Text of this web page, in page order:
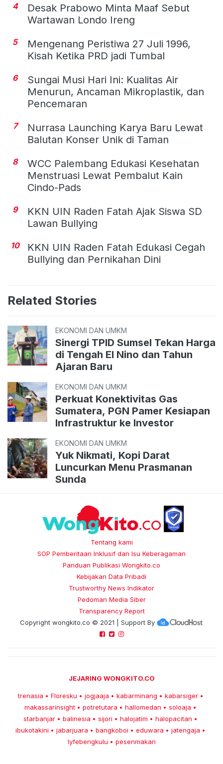
4
Desak Prabowo Minta Maaf Sebut
Wartawan Londo Ireng
5
Mengenang Peristiwa 27 Juli 1996,
Kisah Ketika PRD jadi Tumbal
6
Sungai Musi Hari Ini: Kualitas Air
Menurun, Ancaman Mikroplastik, dan
Pencemaran
7
Nurrasa Launching Karya Baru Lewat
Balutan Konser Unik di Taman
8
WCC Palembang Edukasi Kesehatan
Menstruasi Lewat Pembalut Kain
Cindo-Pads
9
KKN UIN Raden Fatah Ajak Siswa SD
Lawan Bullying
10
KKN UIN Raden Fatah Edukasi Cegah
Bullying dan Pernikahan Dini
Related Stories
EKONOMI DAN UMKM
Sinergi TPID Sumsel Tekan Harga
di Tengah El Nino dan Tahun
Ajaran Baru
EKONOMI DAN UMKM
Perkuat Konektivitas Gas
Sumatera, PGN Pamer Kesiapan
Infrastruktur ke Investor
EKONOMI DAN UMKM
Yuk Nikmati, Kopi Darat
Luncurkan Menu Prasmanan
Sunda
Tentang kami
SOP Pemberitaan Inklusif dan Isu Keberagaman
Panduan Publikasi Wongkito.co
Kebijakan Data Pribadi
Trustworthy News Indikator
Pedoman Media Siber
Transparency Report
Copyright wongkito.co © 2021 | Support By
JEJARING WONGKITO.CO
trenasia • Floresku • jogjaaja • kabarminang • kabarsiger •
makassarinsight • potretutara • hallomedan • soloaja •
starbanjar • balinesia • sijori • halojatim • halopacitan •
ibukotakini • jabarjuara • bangkoboi • eduwara • jatengaja •
lyfebengkulu • pesenmakan